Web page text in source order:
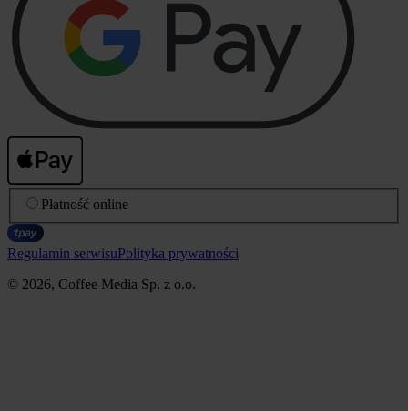
Płatność online
Regulamin serwisuPolityka prywatności
© 2026, Coffee Media Sp. z o.o.